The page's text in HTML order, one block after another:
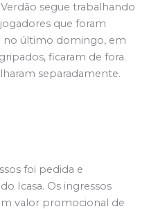
segue trabalhando
que foram
no último domingo, em
ficaram de fora.
separadamente.
foi pedida e
Icasa. Os ingressos
valor promocional de